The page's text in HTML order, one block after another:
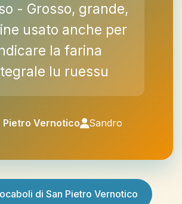
- Grosso, grande,
usato anche per
la farina
lu ruessu
Pietro Vernotico Sandro
di San Pietro Vernotico